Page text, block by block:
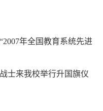
年全国教育系统先进
士来我校举行升国旗仪